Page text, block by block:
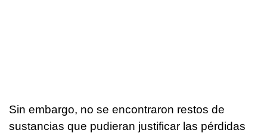
Sin embargo, no se encontraron restos de
sustancias que pudieran justificar las pérdidas